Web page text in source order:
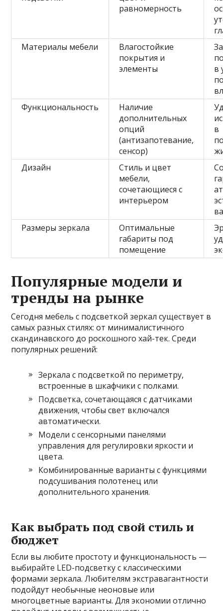
равномерность
Материалы мебели
Влагостойкие
покрытия и
элементы
в
Функциональность
Наличие
дополнительных
опций
(антизапотевание,
сенсор)
в
Дизайн
Стиль и цвет
мебели,
сочетающиеся с
интерьером
Размеры зеркала
Оптимальные
габариты под
помещение
Популярные модели и
тренды на рынке
Сегодня мебель с подсветкой зеркал существует в
самых разных стилях: от минималистичного
скандинавского до роскошного хай-тек. Среди
популярных решений:
Зеркала с подсветкой по периметру,
встроенные в шкафчики с полками.
Подсветка, сочетающаяся с датчиками
движения, чтобы свет включался
автоматически.
Модели с сенсорными панелями
управления для регулировки яркости и
цвета.
Комбинированные варианты с функциями
подсушивания полотенец или
дополнительного хранения.
Как выбрать под свой стиль и
бюджет
Если вы любите простоту и функциональность —
выбирайте LED-подсветку с классическими
формами зеркала. Любителям экстравагантности
подойдут необычные неоновые или
многоцветные варианты. Для экономии отлично